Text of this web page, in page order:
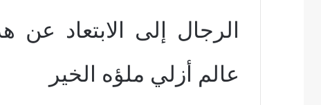
الرجال إلى الابتعاد عن
عالم أزلي ملؤه الخير